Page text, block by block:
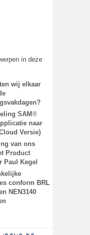
in deze
wij elkaar
SAM®
naar
Versie)
van ons
Product
Paul Kegel
conform BRL
NEN3140